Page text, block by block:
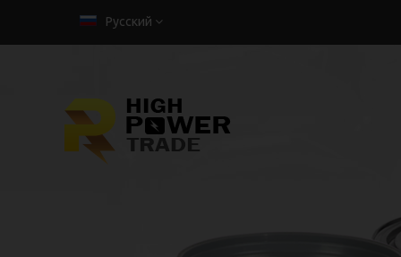
Русский